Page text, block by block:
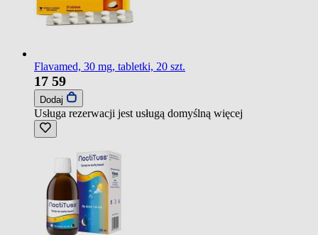
Flavamed, 30 mg, tabletki, 20 szt.
17 59
Dodaj
Usługa rezerwacji jest usługą domyślną więcej